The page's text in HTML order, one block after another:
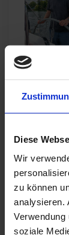
Diese
Wir
zu können
analysieren.
soziale
Ein toller
Blick auf
Das
Allzeit
Wasser
Dein